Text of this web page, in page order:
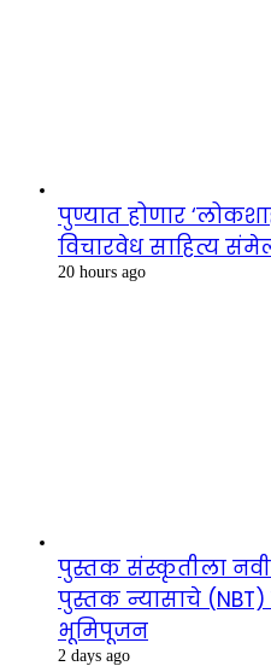
पुण्यात होणार
विचारवेध साहित्य
20 hours ago
पुस्तक संस्कृतीला नवी
पुस्तक न्यासाचे (NBT)
भूमिपूजन
2 days ago